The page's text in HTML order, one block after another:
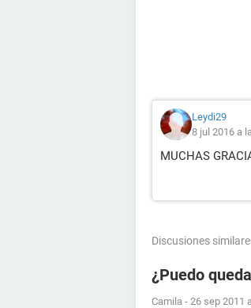
Leydi29
8 jul 2016 a
MUCHAS
Discusiones
¿Puedo
Camila - 26 sep 2011